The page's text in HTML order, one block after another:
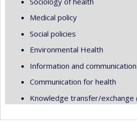
Medical policy
Social policies
Environmental Health
Information and
Communication for health
Knowledge transfer/exchange